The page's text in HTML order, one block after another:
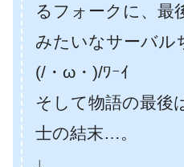
るフォークに、最
みたいなサーバル
(/・ω・)/ﾜｰｲ
そして物語の最後
士の結末…。
↓